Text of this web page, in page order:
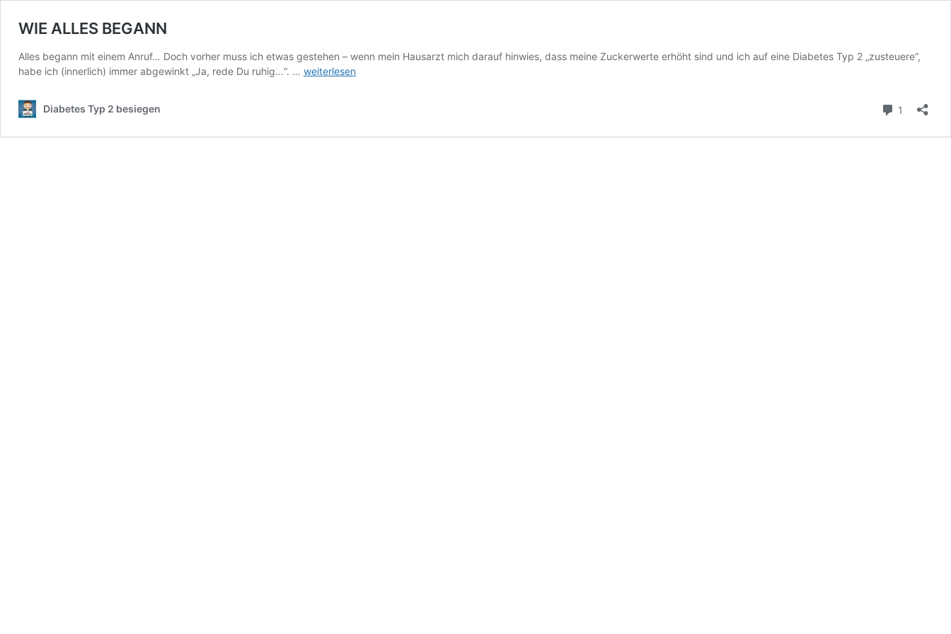
WIE ALLES BEGANN
Alles begann mit einem Anruf… Doch vorher muss ich etwas gestehen – wenn mein Hausarzt mich darauf hinwies, dass meine Zuckerwerte erhöht sind und ich auf eine Diabetes Typ 2 „zusteuere“,
habe ich (innerlich) immer abgewinkt „Ja, rede Du ruhig…“. … WIE
weiterlesen
Diabetes Typ 2 besiegen 1